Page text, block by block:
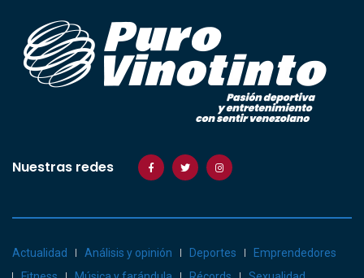
Nuestras redes
Actualidad Análisis y opinión Deportes
Emprendedores